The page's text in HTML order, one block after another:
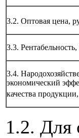
3.2. Оптовая цена,
3.3. Рентабельность,
3.4.
экономический
качества
1.2. Для